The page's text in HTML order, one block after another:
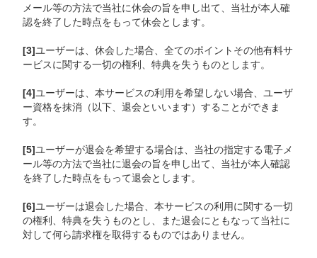
メール等の方法で当社に休会の旨を申し出て、当社が本人確
認を終了した時点をもって休会とします。
[3]ユーザーは、休会した場合、全てのポイントその他有料サ
ービスに関する一切の権利、特典を失うものとします。
[4]ユーザーは、本サービスの利用を希望しない場合、ユーザ
ー資格を抹消（以下、退会といいます）することができま
す。
[5]ユーザーが退会を希望する場合は、当社の指定する電子メ
ール等の方法で当社に退会の旨を申し出て、当社が本人確認
を終了した時点をもって退会とします。
[6]ユーザーは退会した場合、本サービスの利用に関する一切
の権利、特典を失うものとし、また退会にともなって当社に
対して何ら請求権を取得するものではありません。